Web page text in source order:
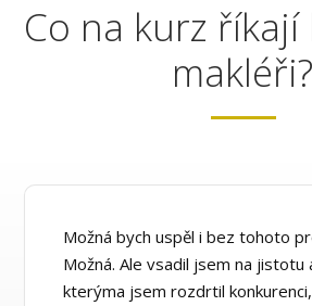
Co na kurz říkají
makléři?
Možná bych uspěl i bez tohoto
Možná. Ale vsadil jsem na jistotu
kterýma jsem rozdrtil